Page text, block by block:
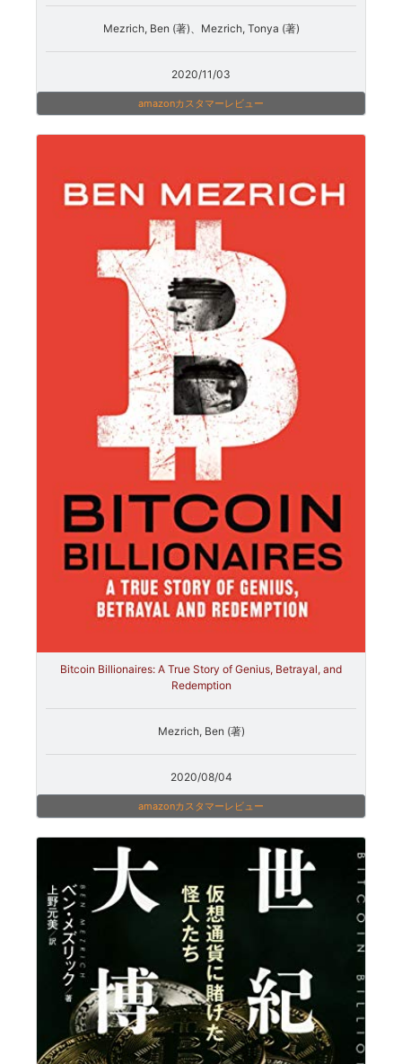
Mezrich, Ben (著)、Mezrich, Tonya (著)
2020/11/03
amazonカスタマーレビュー
Bitcoin Billionaires: A True Story of Genius, Betrayal, and
Redemption
Mezrich, Ben (著)
2020/08/04
amazonカスタマーレビュー